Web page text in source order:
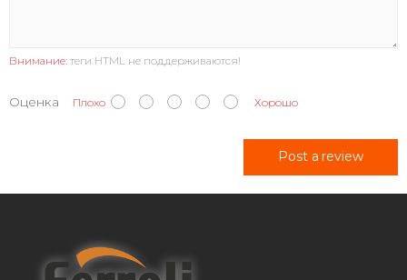
Внимание: теги HTML не поддерживаются!
Оценка Плохо Хорошо
Post a review